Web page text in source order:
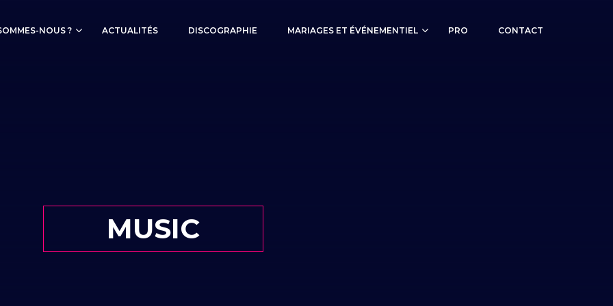
NOUS ? ACTUALITÉS DISCOGRAPHIE MARIAGES ET ÉVÉNEMENTIEL PRO CONTACT
MUSIC